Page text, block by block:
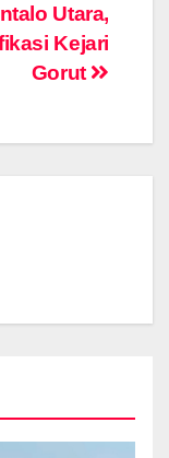
Utara,
Kejari
Gorut